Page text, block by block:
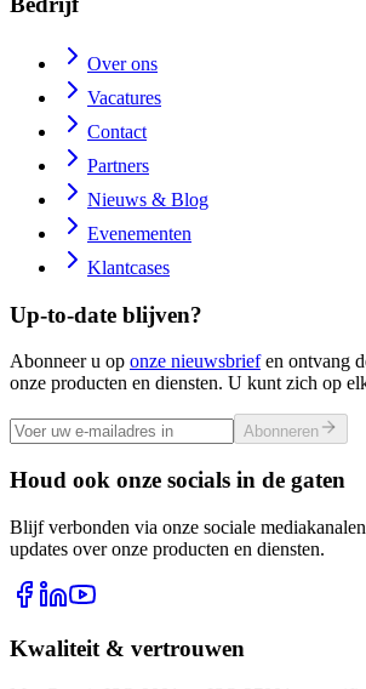
Over ons
Vacatures
Contact
Partners
Nieuws & Blog
Evenementen
Klantcases
Up-to-date blijven?
Abonneer u op onze nieuwsbriefen ontvang
onze producten en diensten. U kunt zich op
Abonneren
Houd ook onze socials in de gaten
Blijf verbonden via onze sociale
updates over onze producten en diensten.
Kwaliteit & vertrouwen